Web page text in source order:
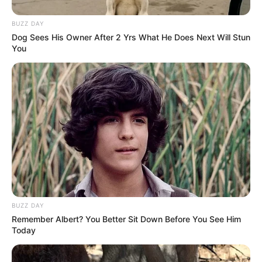
Κώστας Κατσαφάδος για πυρόπληκτους:
αυτοψίες στο Πόρτο Γερμενό – Το
θα αφήσουμε αβοήθητο ”
Δείτε όλες τις τελευταίες Ειδήσεις
από την Ελλάδα και
τον Κόσμο, τη στιγμή που συμβαίνουν, στοNewstok.gr.
BUZZ DAY
Dog Sees His Owner After 2 Yrs What He Does Next Will Stun
You
BUZZ DAY
Remember Albert? You Better Sit Down Before You See Him
Today